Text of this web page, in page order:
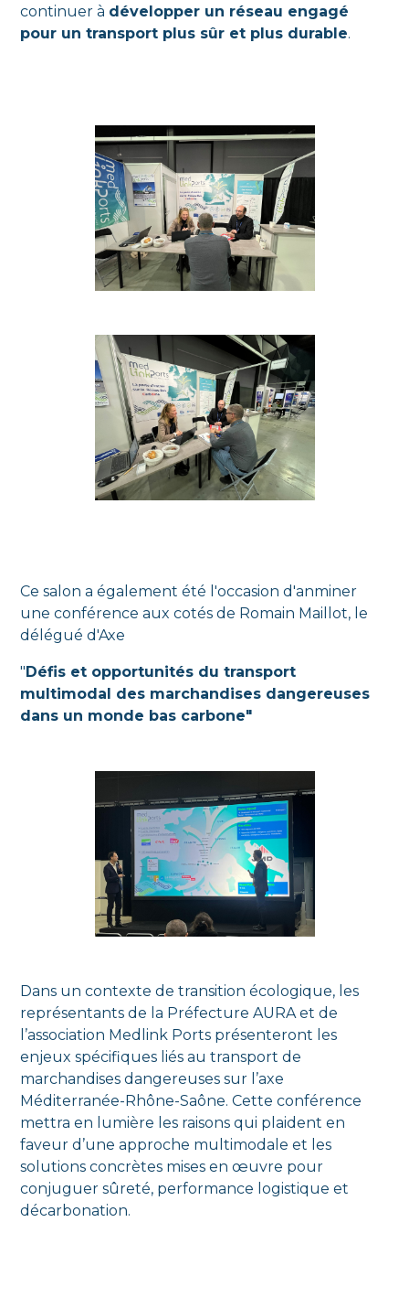
continuer à développer un réseau engagé
pour un transport plus sûr et plus durable.
Ce salon a également été l'occasion d'anminer
une conférence aux cotés de Romain Maillot, le
délégué d'Axe
" Défis et opportunités du transport
multimodal des marchandises dangereuses
dans un monde bas carbone"
Dans un contexte de transition écologique, les
représentants de la Préfecture AURA et de
l’association Medlink Ports présenteront les
enjeux spécifiques liés au transport de
marchandises dangereuses sur l’axe
Méditerranée-Rhône-Saône. Cette conférence
mettra en lumière les raisons qui plaident en
faveur d’une approche multimodale et les
solutions concrètes mises en œuvre pour
conjuguer sûreté, performance logistique et
décarbonation.